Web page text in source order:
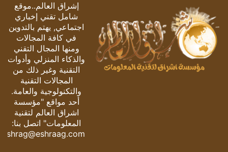
إشراق العالم..موقع
شامل تقني إخباري
اجتماعي, يهتم بالتدوين
في كافة المجالات
ومنها المجال التقني
والذكاء المنزلي وأدوات
التقنية وغير ذلك من
المجالات التقنية
والتكنولوجية والعامة.
أحد مواقع "مؤسسة
اشراق العالم لتقنية
المعلومات" اتصل بنا:
eshrag@eshraag.com